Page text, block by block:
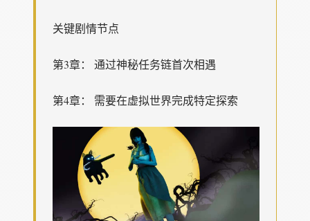
关键剧情节点
第3章： 通过神秘任务链首次相遇
第4章： 需要在虚拟世界完成特定探索